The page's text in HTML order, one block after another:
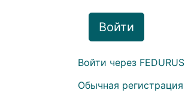
Войти
Войти через FEDURUS
Обычная регистрация